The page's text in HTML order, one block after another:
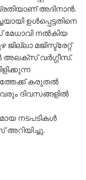
അദിനാൻ.
ഉൾപ്പെട്ടതിനെ
നൽകിയ
മജിസ്ട്രേറ്റ്
അലക്സ് വർഗ്ഗീസ്.
കരുതൽ
ദിവസങ്ങളിൽ
നടപടികൾ
അറിയിച്ചു.